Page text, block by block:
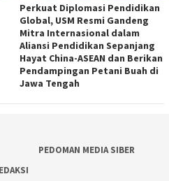
Perkuat Diplomasi Pendidikan
Global, USM Resmi Gandeng
Mitra Internasional dalam
Aliansi Pendidikan Sepanjang
Hayat China-ASEAN dan Berikan
Pendampingan Petani Buah di
Jawa Tengah
PEDOMAN MEDIA SIBER